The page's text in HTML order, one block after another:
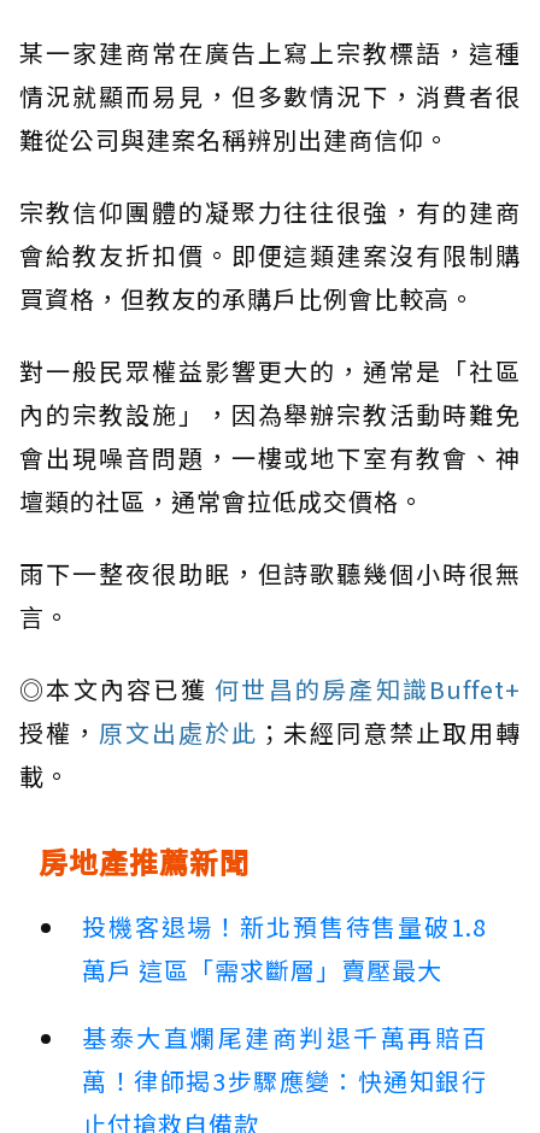
某一家建商常在廣告上寫上宗教標語，這種
情況就顯而易見，但多數情況下，消費者很
難從公司與建案名稱辨別出建商信仰。
宗教信仰團體的凝聚力往往很強，有的建商
會給教友折扣價。即便這類建案沒有限制購
買資格，但教友的承購戶比例會比較高。
對一般民眾權益影響更大的，通常是「社區
內的宗教設施」，因為舉辦宗教活動時難免
會出現噪音問題，一樓或地下室有教會、神
壇類的社區，通常會拉低成交價格。
雨下一整夜很助眠，但詩歌聽幾個小時很無
言。
◎本文內容已獲 何世昌的房產知識Buffet+
授權， 原文出處於此 ；未經同意禁止取用轉
載。
房地產推薦新聞
投機客退場！新北預售待售量破1.8
萬戶 這區「需求斷層」賣壓最大
基泰大直爛尾建商判退千萬再賠百
萬！律師揭3步驟應變：快通知銀行
止付搶救自備款